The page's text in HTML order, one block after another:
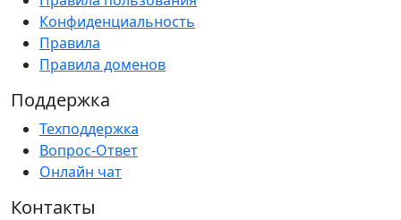
Конфиденциальность
Правила
Правила доменов
Поддержка
Техподдержка
Вопрос-Ответ
Онлайн чат
Контакты